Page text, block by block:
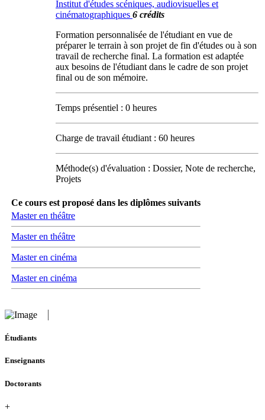
Institut d'études scéniques, audiovisuelles et
cinématographiques 6 crédits
Formation personnalisée de l'étudiant en vue de
préparer le terrain à son projet de fin d'études ou à son
travail de recherche final. La formation est adaptée
aux besoins de l'étudiant dans le cadre de son projet
final ou de son mémoire.
Temps présentiel : 0 heures
Charge de travail étudiant : 60 heures
Méthode(s) d'évaluation : Dossier, Note de recherche,
Projets
Ce cours est proposé dans les diplômes suivants
Master en théâtre
Master en théâtre
Master en cinéma
Master en cinéma
Étudiants
Enseignants
Doctorants
+